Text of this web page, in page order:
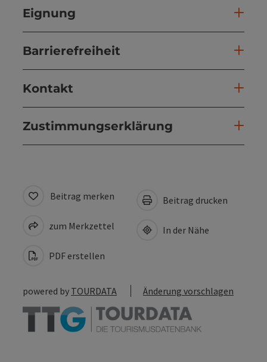
Eignung
Barrierefreiheit
Kontakt
Zustimmungserklärung
Beitrag merken
zum Merkzettel
PDF erstellen
Beitrag drucken
In der Nähe
powered by TOURDATA Änderung vorschlagen